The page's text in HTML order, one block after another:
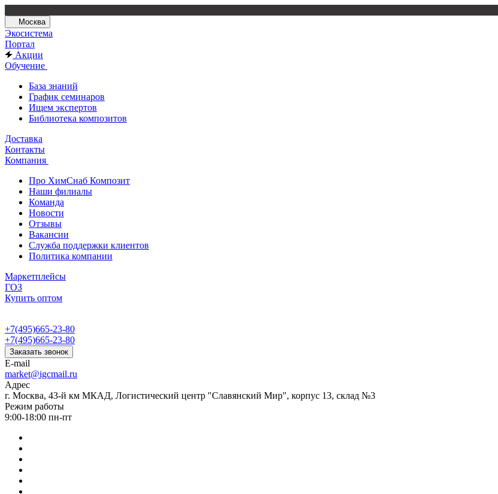
Москва
Экосистема
Портал
Акции
Обучение
База знаний
График семинаров
Ищем экспертов
Библиотека композитов
Доставка
Контакты
Компания
Про ХимСнаб Композит
Наши филиалы
Команда
Новости
Отзывы
Вакансии
Служба поддержки клиентов
Политика компании
Маркетплейсы
ГОЗ
Купить оптом
+7(495)665-23-80
+7(495)665-23-80
Заказать звонок
E-mail
market@igcmail.ru
Адрес
г. Москва, 43-й км МКАД, Логистический центр "Славянский Мир", корпус 13, склад №3
Режим работы
9:00-18:00 пн-пт